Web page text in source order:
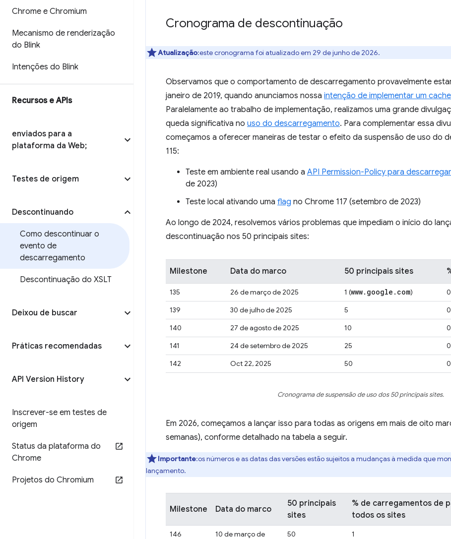
Chrome e Chromium
Mecanismo de renderização
do Blink
Intenções do Blink
Recursos e APIs
enviados para a
plataforma da Web;
Testes de origem
Descontinuando
Como descontinuar o
evento de
descarregamento
Descontinuação do XSLT
Deixou de buscar
Práticas recomendadas
API Version History
Inscrever-se em testes de
origem
Status da plataforma do
Chrome
Projetos do Chromium
Cronograma de descontinuação
Atualização:este cronograma foi atualizado em 29 de junho de 2026.
Observamos que o comportamento de descarregamento provavelmente
janeiro de 2019, quando anunciamos nossa intenção de implementar um
Paralelamente ao trabalho de implementação, realizamos uma grande
queda significativa no uso do descarregamento. Para complementar essa
começamos a oferecer maneiras de testar o efeito da suspensão de uso do
115:
Teste em ambiente real usando a API Permission-Policy para
de 2023)
Teste local ativando uma flag no Chrome 117 (setembro de 2023)
Ao longo de 2024, resolvemos vários problemas que impediam o início do
descontinuação nos 50 principais sites:
Milestone Data do marco 50 principais sites
135 26 de março de 2025 1 (www. google . com)
0
139
30 de julho de 2025 5
0
140
27 de agosto de 2025 10
0
141
24 de setembro de 2025 25
0
142
Oct 22, 2025 50 0
Cronograma de suspensão de uso dos 50 principais sites.
Em 2026, começamos a lançar isso para todas as origens em mais de oito
semanas), conforme detalhado na tabela a seguir.
Importante:os números e as datas das versões estão sujeitos a mudanças à medida que
lançamento.
Milestone Data do marco
50 principais
sites
% de carregamentos de
todos os sites
146
10 de março de
50 1